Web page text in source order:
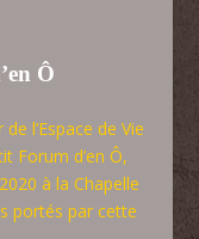
Ô
l’Espace de Vie
Forum d’en Ô,
à la Chapelle
portés par cette